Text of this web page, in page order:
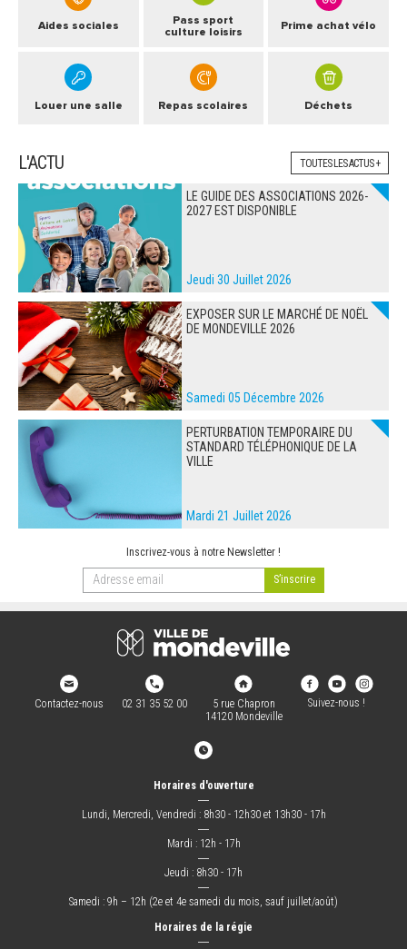
Aides sociales
Pass sport
culture loisirs
Prime achat vélo
Louer une salle Repas scolaires Déchets
L'ACTU TOUTES LES ACTUS +
LE GUIDE DES ASSOCIATIONS 2026-
2027 EST DISPONIBLE
Jeudi 30 Juillet 2026
EXPOSER SUR LE MARCHÉ DE NOËL
DE MONDEVILLE 2026
Samedi 05 Décembre 2026
PERTURBATION TEMPORAIRE DU
STANDARD TÉLÉPHONIQUE DE LA
VILLE
Mardi 21 Juillet 2026
Inscrivez-vous à notre Newsletter !
Contactez-nous 02 31 35 52 00
5 rue Chapron
14120 Mondeville
Suivez-nous !
Horaires d'ouverture
―
Lundi, Mercredi, Vendredi : 8h30 - 12h30 et 13h30 - 17h
―
Mardi : 12h - 17h
―
Jeudi : 8h30 - 17h
―
Samedi : 9h – 12h (2e et 4e samedi du mois, sauf juillet/août)
Horaires de la régie
―